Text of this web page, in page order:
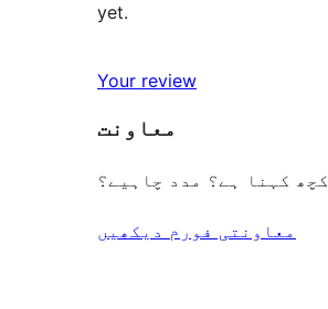
yet.
Your review
معاونت
کچھ کہنا ہے؟ مدد چاہیے؟
معاونتی فورم دیکھیں